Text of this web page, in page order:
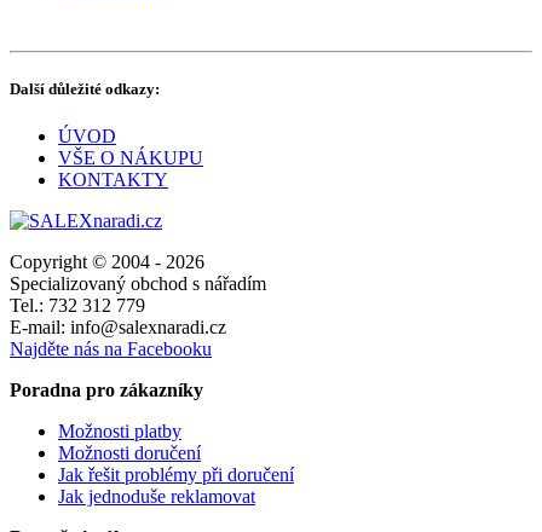
Další důležité odkazy:
ÚVOD
VŠE O NÁKUPU
KONTAKTY
Copyright © 2004 - 2026
Specializovaný obchod s nářadím
Tel.: 732 312 779
E-mail: info@salexnaradi.cz
Najděte nás na Facebooku
Poradna pro zákazníky
Možnosti platby
Možnosti doručení
Jak řešit problémy při doručení
Jak jednoduše reklamovat